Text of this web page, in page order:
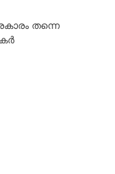
തന്നെ